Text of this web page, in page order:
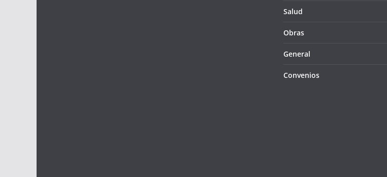
Salud
Obras
General
Convenios